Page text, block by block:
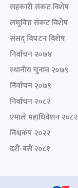
सहकारी संकट विशेष
लघुवित्त संकट विशेष
संसद् विघटन विशेष
निर्वाचन २०७४
स्थानीय चुनाव २०७९
निर्वाचन २०७९
निर्वाचन २०८२
एमाले महाधिवेशन २०८२
विश्वकप २०२२
दशैं-बसैं २०८१